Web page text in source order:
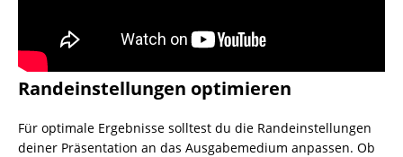
Randeinstellungen optimieren
Für optimale Ergebnisse solltest du die Randeinstellungen
deiner Präsentation an das Ausgabemedium anpassen. Ob